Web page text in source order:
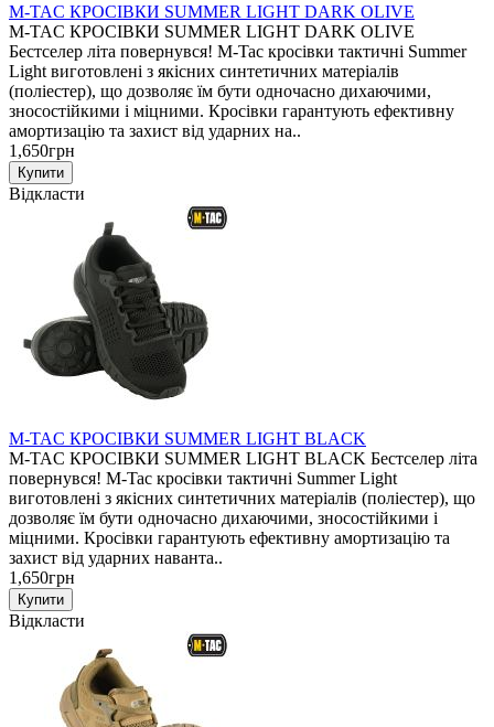
M-TAC КРОСІВКИ SUMMER LIGHT DARK OLIVE
M-TAC КРОСІВКИ SUMMER LIGHT DARK OLIVE
Бестселер літа повернувся! M-Tac кросівки тактичні Summer
Light виготовлені з якісних синтетичних матеріалів
(поліестер), що дозволяє їм бути одночасно дихаючими,
зносостійкими і міцними. Кросівки гарантують ефективну
амортизацію та захист від ударних на..
1,650грн
Відкласти
M-TAC КРОСІВКИ SUMMER LIGHT BLACK
M-TAC КРОСІВКИ SUMMER LIGHT BLACK Бестселер літа
повернувся! M-Tac кросівки тактичні Summer Light
виготовлені з якісних синтетичних матеріалів (поліестер), що
дозволяє їм бути одночасно дихаючими, зносостійкими і
міцними. Кросівки гарантують ефективну амортизацію та
захист від ударних наванта..
1,650грн
Відкласти